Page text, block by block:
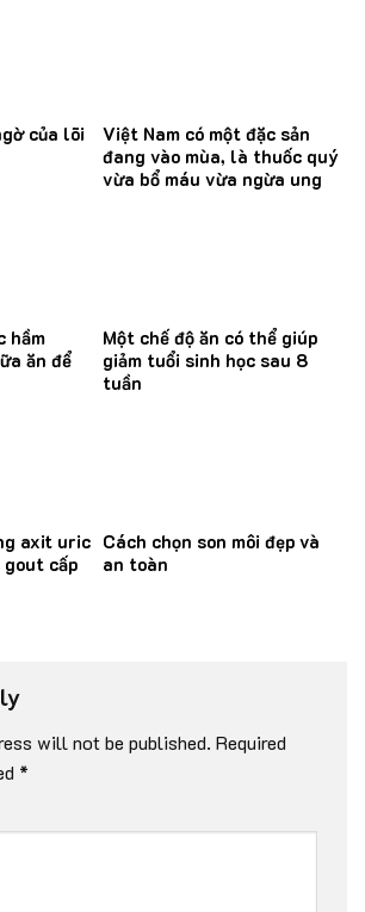
của lõi
Việt Nam có một đặc sản
đang vào mùa, là thuốc quý
vừa bổ máu vừa ngừa ung
hầm
ăn để
Một chế độ ăn có thể giúp
giảm tuổi sinh học sau 8
tuần
axit uric
cấp
Cách chọn son môi đẹp và
an toàn
will not be published. Required
*